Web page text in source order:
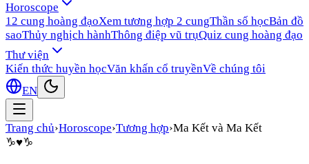
Horoscope
12 cung hoàng đạoXem tương hợp 2 cungThần số họcBản đồ
saoThủy nghịch hànhThông điệp vũ trụQuiz cung hoàng đạo
Thư viện
Kiến thức huyền họcVăn khấn cổ truyềnVề chúng tôi
EN
Trang chủ›Horoscope›Tương hợp›Ma Kết và Ma Kết
♑♥♑